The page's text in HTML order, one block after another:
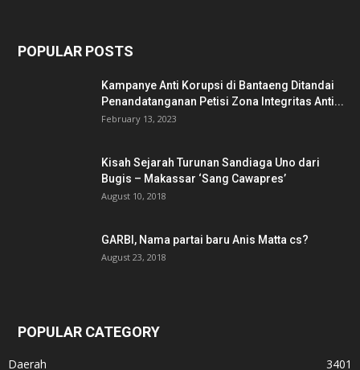
POPULAR POSTS
Kampanye Anti Korupsi di Bantaeng Ditandai
Penandatanganan Petisi Zona Integritas Anti...
February 13, 2023
Kisah Sejarah Turunan Sandiaga Uno dari
Bugis – Makassar ‘Sang Cawapres’
August 10, 2018
GARBI, Nama partai baru Anis Matta cs?
August 23, 2018
POPULAR CATEGORY
Daerah 3401